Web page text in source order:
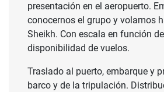
presentación en el aeropuerto.
conocernos el grupo y volamos
Sheikh. Con escala en función
disponibilidad de vuelos.
Traslado al puerto, embarque y
barco y de la tripulación.